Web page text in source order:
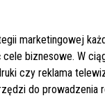
marketingowej
biznesowe. W
czy reklama
do